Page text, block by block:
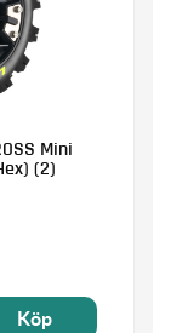
Mini
(2)
Köp